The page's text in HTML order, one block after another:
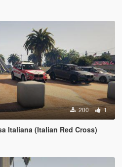
200 1
Italiana (Italian Red Cross)